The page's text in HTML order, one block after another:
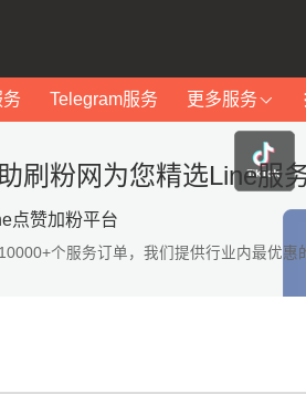
Telegram服务 更多服务
刷粉网为您精选Line服
点赞加粉平台
个服务订单，我们提供行业内最优惠